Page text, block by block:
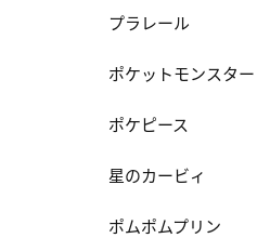
プラレール
ポケットモンスター
ポケピース
星のカービィ
ポムポムプリン